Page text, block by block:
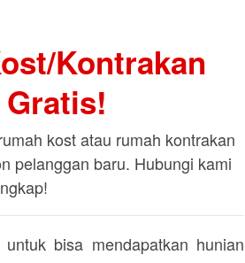
Kontrakan
kost atau rumah kontrakan
pelanggan baru. Hubungi kami
bisa mendapatkan hunian